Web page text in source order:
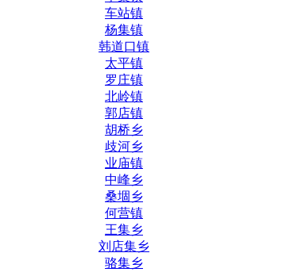
车站镇
杨集镇
韩道口镇
太平镇
罗庄镇
北岭镇
郭店镇
胡桥乡
歧河乡
业庙镇
中峰乡
桑堌乡
何营镇
王集乡
刘店集乡
骆集乡